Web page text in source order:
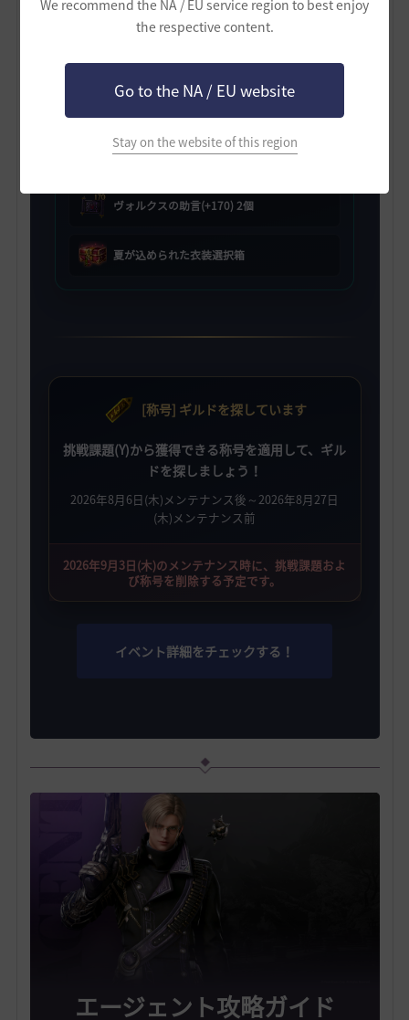
We recommend the NA / EU service region to best enjoy
the respective content.
Go to the NA / EU website
Stay on the website of this region
ヴォルクスの助言(+160) 2個
ヴォルクスの助言(+170) 2個
夏が込められた衣装選択箱
[称号] ギルドを探しています
挑戦課題(Y)から獲得できる称号を適用して、ギル
ドを探しましょう！
2026年8月6日(木)メンテナンス後～2026年8月27日
(木)メンテナンス前
2026年9月3日(木)のメンテナンス時に、挑戦課題およ
び称号を削除する予定です。
イベント詳細をチェックする！
エージェント攻略ガイド